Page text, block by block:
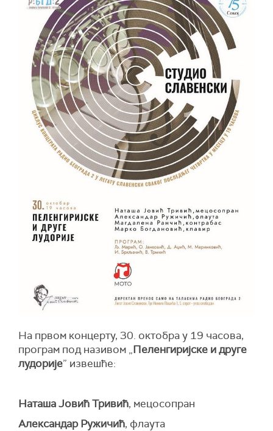
На првом концерту, 30. октобра у 19 часова,
програм под називом „Пеленгиријске идруге
лудорије” извешће:
Наташа Јовић Тривић, мецосопран
Александар Ружичић, флаута